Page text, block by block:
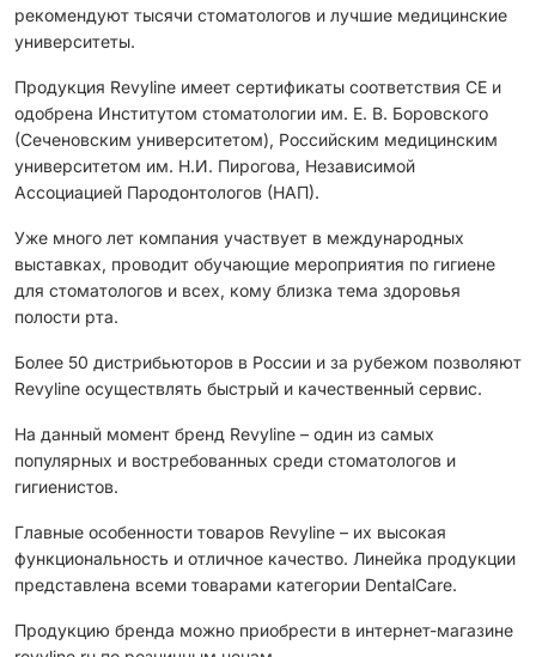
рекомендуют тысячи стоматологов и лучшие медицинские
университеты.
Продукция Revyline имеет сертификаты соответствия CЕ и
одобрена Институтом стоматологии им. Е. В. Боровского
(Сеченовским университетом), Российским медицинским
университетом им. Н.И. Пирогова, Независимой
Ассоциацией Пародонтологов (НАП).
Уже много лет компания участвует в международных
выставках, проводит обучающие мероприятия по гигиене
для стоматологов и всех, кому близка тема здоровья
полости рта.
Более 50 дистрибьюторов в России и за рубежом позволяют
Revyline осуществлять быстрый и качественный сервис.
На данный момент бренд Revyline – один из самых
популярных и востребованных среди стоматологов и
гигиенистов.
Главные особенности товаров Revyline – их высокая
функциональность и отличное качество. Линейка продукции
представлена всеми товарами категории DentalCare.
Продукцию бренда можно приобрести в интернет-магазине